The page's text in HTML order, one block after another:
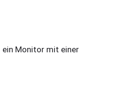
ein Monitor mit einer